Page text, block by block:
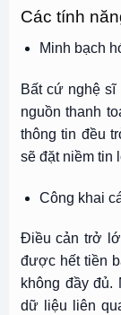
Các tính
Minh bạch
Bất cứ nghệ sĩ
nguồn thanh
thông tin đều
sẽ đặt niềm tin
Công khai
Điều cản trở
được hết tiền
không đầy
dữ liệu liên